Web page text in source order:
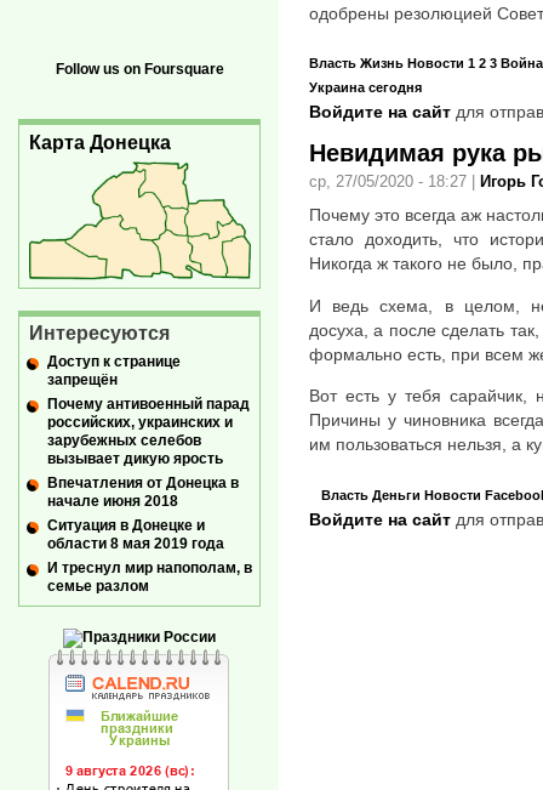
одобрены резолюцией
Власть Жизнь Новости 1 2 3 Война
Украина сегодня
Войдите на сайт для
Невидимая рука
ср, 27/05/2020 - 18:27 Игорь
Почему это всегда аж
стало доходить, что
Никогда ж такого не было,
И ведь схема, в целом,
досуха, а после сделать
формально есть, при всем
Вот есть у тебя
Причины у чиновника
им пользоваться нельзя, а
Власть Деньги Новости
Войдите на сайт для
Follow us on Foursquare
Карта Донецка
Интересуются
Доступ к странице
запрещён
Почему антивоенный парад
российских, украинских и
зарубежных селебов
вызывает дикую ярость
Впечатления от Донецка в
начале июня 2018
Ситуация в Донецке и
области 8 мая 2019 года
И треснул мир напополам, в
семье разлом